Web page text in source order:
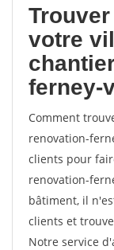
votre
ferney-
Comment
renovation-
clients pour
renovation-
bâtiment, il
clients et
Notre service